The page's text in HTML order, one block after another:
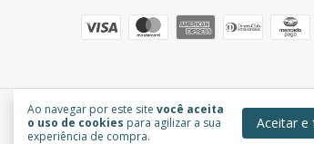
Ao navegar por este site você aceita
o uso de cookies para agilizar a sua
experiência de compra.
Aceitar e
DreamToys
©2026. DreamToys - 38405386000194.